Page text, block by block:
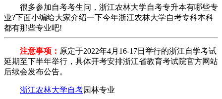
很多参加自考考生问，浙江农林大学自考专升本有哪些专
业?下面小编给大家介绍一下今年浙江农林大学自考专科本科
都有那些专业吧!
注意事项： 原定于2022年4月16-17日举行的浙江自学考试
延期至下半年举行，具体开考安排浙江省教育考试院官方网站
后续会发布公告。
浙江农林大学自考园林专业